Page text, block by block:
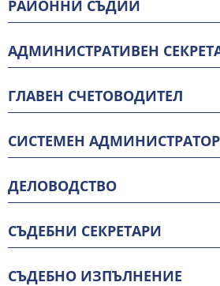
РАЙОННИ СЪДИИ
АДМИНИСТРАТИВЕН
ГЛАВЕН СЧЕТОВОДИТЕЛ
СИСТЕМЕН АДМИНИСТРАТОР
ДЕЛОВОДСТВО
СЪДЕБНИ СЕКРЕТАРИ
СЪДЕБНО ИЗПЪЛНЕНИЕ